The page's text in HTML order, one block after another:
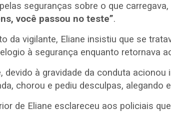
seguranças sobre o que
você passou no teste”.
da vigilante, Eliane insistiu que se
à segurança enquanto retornava
devido à gravidade da conduta
chorou e pediu desculpas,
de Eliane esclareceu aos policiais